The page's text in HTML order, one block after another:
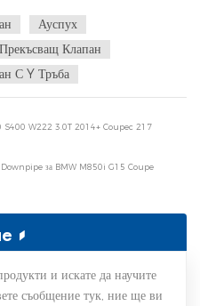
Ауспух
Прекъсващ Клапан
С Y Тръба
S400 W222 3.0T 2014+ Coupec 217
за BMW M850i G15 Coupe
и искате да научите
съобщение тук, ние ще ви